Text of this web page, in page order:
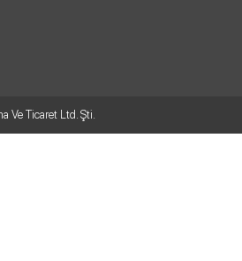
Ve Ticaret Ltd. Şti.